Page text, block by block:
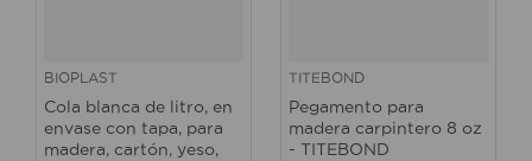
BIOPLAST
Cola blanca de litro, en
envase con tapa, para
madera, cartón, yeso,
TITEBOND
Pegamento para
madera carpintero 8 oz
- TITEBOND